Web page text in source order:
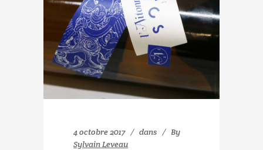
4 octobre 2017 dans
By
Sylvain Leveau